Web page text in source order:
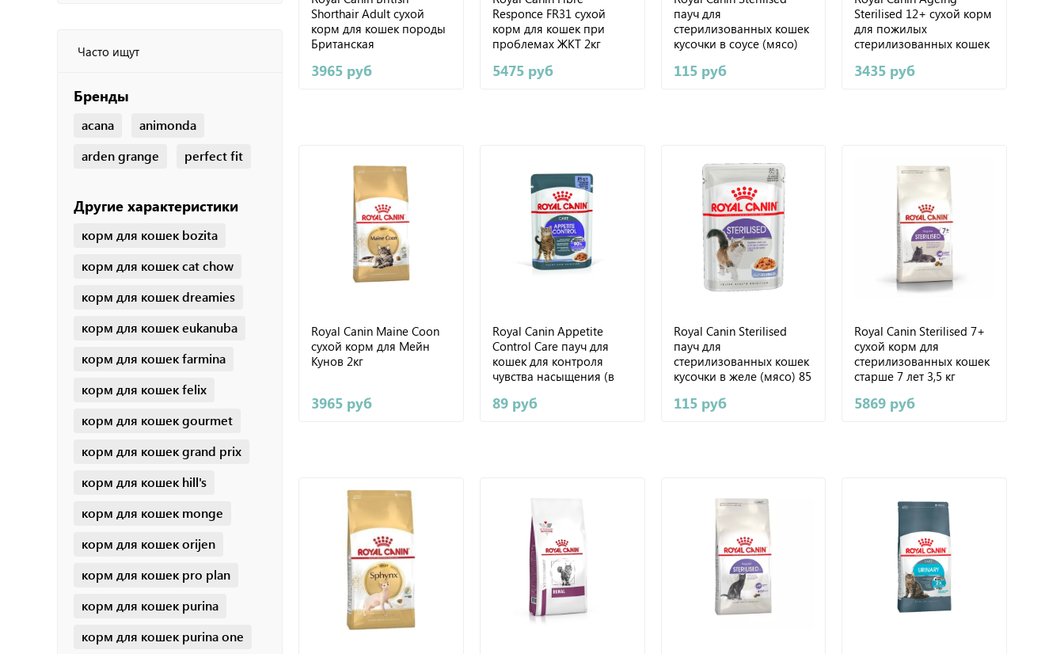
Часто ищут
Бренды
acana
animonda
arden grange
perfect fit
Другие характеристики
корм для кошек bozita
корм для кошек cat chow
корм для кошек dreamies
корм для кошек eukanuba
корм для кошек farmina
корм для кошек felix
корм для кошек gourmet
корм для кошек grand prix
корм для кошек hill's
корм для кошек monge
корм для кошек orijen
корм для кошек pro plan
корм для кошек purina
корм для кошек purina one
Shorthair Adult сухой
корм для кошек породы
Британская
3965 руб
Responce FR31 сухой
корм для кошек при
проблемах ЖКТ 2кг
5475 руб
пауч для
стерилизованных кошек
кусочки в соусе (мясо)
115 руб
Sterilised 12+ сухой корм
для пожилых
стерилизованных кошек
3435 руб
Royal Canin Maine Coon
сухой корм для Мейн
Кунов 2кг
3965 руб
Royal Canin Appetite
Control Care пауч для
кошек для контроля
чувства насыщения (в
89 руб
Royal Canin Sterilised
пауч для
стерилизованных кошек
кусочки в желе (мясо) 85
115 руб
Royal Canin Sterilised 7+
сухой корм для
стерилизованных кошек
старше 7 лет 3,5 кг
5869 руб